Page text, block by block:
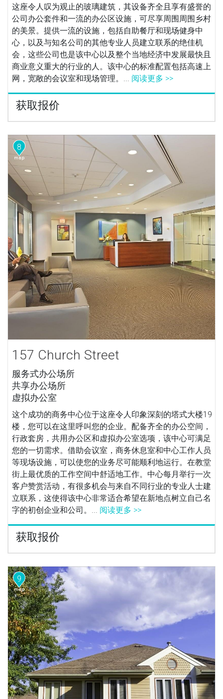
这座令人叹为观止的玻璃建筑，其设备齐全且享有盛誉的
公司办公套件和一流的办公区设施，可尽享周围周围乡村
的美景。提供一流的设施，包括自助餐厅和现场健身中
心，以及与知名公司的其他专业人员建立联系的绝佳机
会，这些公司也是该中心以及整个当地经济中发展最快且
商业意义重大的行业的人。该中心的标准配置包括高速上
网，宽敞的会议室和现场管理。... 阅读更多 >>
获取报价
8
157 Church Street
服务式办公场所
共享办公场所
虚拟办公室
这个成功的商务中心位于这座令人印象深刻的塔式大楼19
楼，您可以在这里呼叫您的企业。配备齐全的办公空间，
行政套房，共用办公区和虚拟办公室选项，该中心可满足
您的一切需求。借助会议室，商务休息室和中心工作人员
等现场设施，可以使您的业务尽可能顺利地运行。在教堂
街上最优质的工作空间中舒适地工作。中心每月举行一次
客户赞赏活动，有很多机会与来自不同行业的专业人士建
立联系，这使得该中心非常适合希望在新地点树立自己名
字的初创企业和公司。... 阅读更多 >>
获取报价
9